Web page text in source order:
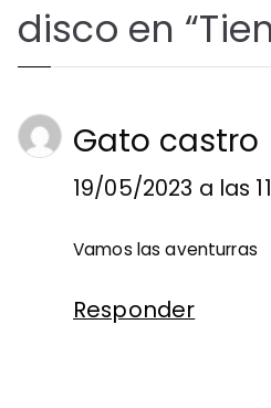
disco en
Gato castro
19/05/2023 a las
Vamos las aventurras
Responder